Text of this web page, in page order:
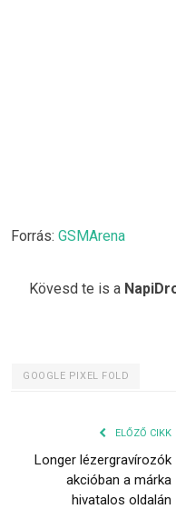
Forrás: GSMArena
Kövesd te is a
GOOGLE PIXEL FOLD
ELŐZŐ CIKK
Longer lézergravírozók
akcióban a márka
hivatalos oldalán